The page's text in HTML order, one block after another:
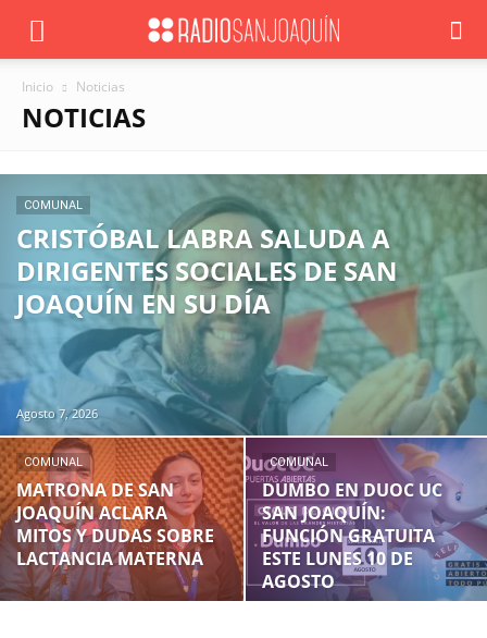
Inicio Noticias
NOTICIAS
COMUNAL
CRISTÓBAL LABRA SALUDA A
DIRIGENTES SOCIALES DE SAN
JOAQUÍN EN SU DÍA
Agosto 7, 2026
COMUNAL
MATRONA DE SAN
JOAQUÍN ACLARA
MITOS Y DUDAS SOBRE
LACTANCIA MATERNA
COMUNAL
DUMBO EN DUOC UC
SAN JOAQUÍN:
FUNCIÓN GRATUITA
ESTE LUNES 10 DE
AGOSTO